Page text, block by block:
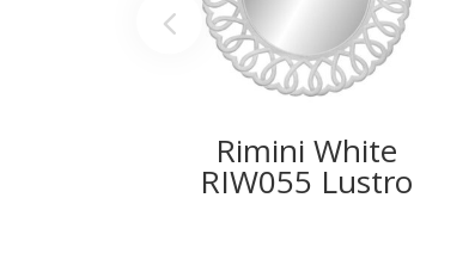
Rimini White
RIW055 Lustro